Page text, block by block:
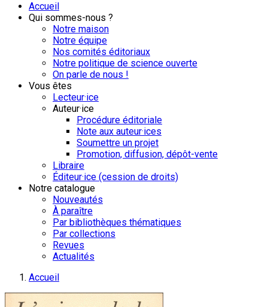
Accueil
Qui sommes-nous ?
Notre maison
Notre équipe
Nos comités éditoriaux
Notre politique de science ouverte
On parle de nous !
Vous êtes
Lecteur·ice
Auteur·ice
Procédure éditoriale
Note aux auteur·ices
Soumettre un projet
Promotion, diffusion, dépôt-vente
Libraire
Éditeur·ice (cession de droits)
Notre catalogue
Nouveautés
À paraître
Par bibliothèques thématiques
Par collections
Revues
Actualités
Accueil